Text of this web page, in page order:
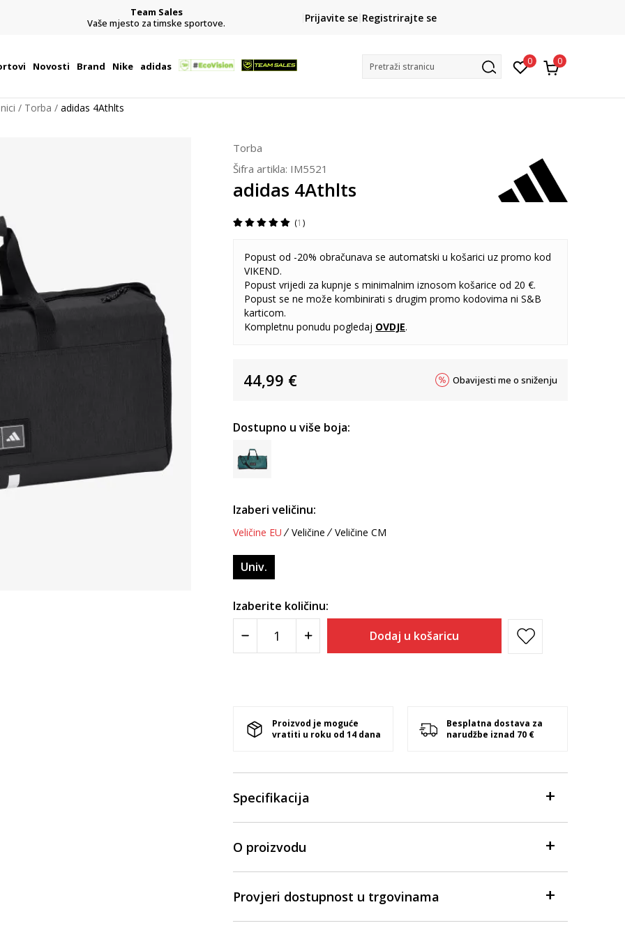
Team Sales
Vaše mjesto za timske sportove.
CLICK& COLLECT
besplatno preuzimanje u trgovini
Prijavite se Registrirajte se
Novosti Brand Nike adidas Pretraži stranicu 0 0
Torba adidas 4Athlts
Torba
Šifra artikla: IM5521
adidas 4Athlts
1
Popust od -20% obračunava se automatski u košarici uz promo kod
VIKEND.
Popust vrijedi za kupnje s minimalnim iznosom košarice od 20 €.
Popust se ne može kombinirati s drugim promo kodovima ni S&B
karticom.
Kompletnu ponudu pogledaj OVDJE.
44,99 € Obavijesti me o sniženju
Dostupno u više boja:
Izaberi veličinu:
Veličine EU Veličine Veličine CM
Univ.
Izaberite količinu:
Dodaj u košaricu
Proizvod je moguće
vratiti u roku od 14 dana
Besplatna dostava za
narudžbe iznad 70 €
Specifikacija
O proizvodu
Provjeri dostupnost u trgovinama